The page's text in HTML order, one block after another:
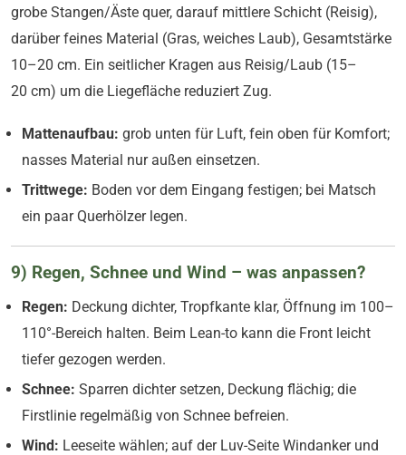
grobe Stangen/Äste quer, darauf mittlere Schicht (Reisig),
darüber feines Material (Gras, weiches Laub), Gesamtstärke
10–20 cm. Ein seitlicher Kragen aus Reisig/Laub (15–
20 cm) um die Liegefläche reduziert Zug.
Mattenaufbau: grob unten für Luft, fein oben für Komfort;
nasses Material nur außen einsetzen.
Trittwege: Boden vor dem Eingang festigen; bei Matsch
ein paar Querhölzer legen.
9) Regen, Schnee und Wind – was anpassen?
Regen: Deckung dichter, Tropfkante klar, Öffnung im 100–
110°-Bereich halten. Beim Lean-to kann die Front leicht
tiefer gezogen werden.
Schnee: Sparren dichter setzen, Deckung flächig; die
Firstlinie regelmäßig von Schnee befreien.
Wind: Leeseite wählen; auf der Luv-Seite Windanker und